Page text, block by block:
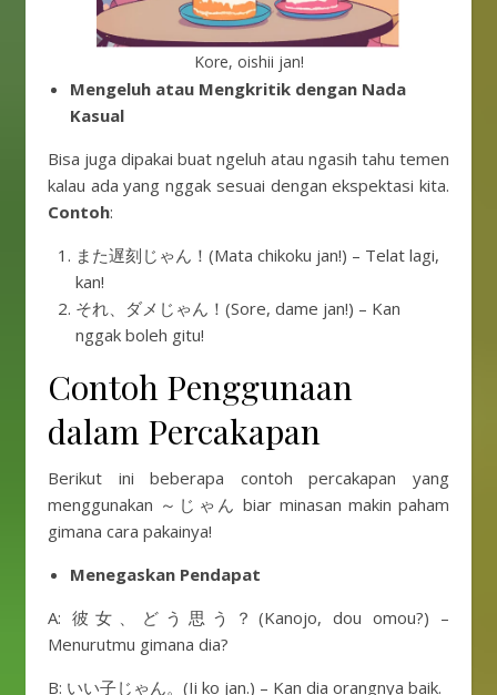
Kore, oishii jan!
Mengeluh atau Mengkritik dengan Nada
Kasual
Bisa juga dipakai buat ngeluh atau ngasih tahu temen
kalau ada yang nggak sesuai dengan ekspektasi kita.
Contoh:
また遅刻じゃん！(Mata chikoku jan!) – Telat lagi,
kan!
それ、ダメじゃん！(Sore, dame jan!) – Kan
nggak boleh gitu!
Contoh Penggunaan
dalam Percakapan
Berikut ini beberapa contoh percakapan yang
menggunakan ～じゃん biar minasan makin paham
gimana cara pakainya!
Menegaskan Pendapat
A: 彼女、どう思う？(Kanojo, dou omou?) –
Menurutmu gimana dia?
B: いい子じゃん。(Ii ko jan.) – Kan dia orangnya baik.